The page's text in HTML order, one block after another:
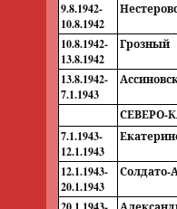
9.8.1942-
10.8.1942
10.8.1942-
13.8.1942
Грозный
13.8.1942-
7.1.1943
СЕВЕРО-
7.1.1943-
12.1.1943
12.1.1943-
20.1.1943
Солдато-